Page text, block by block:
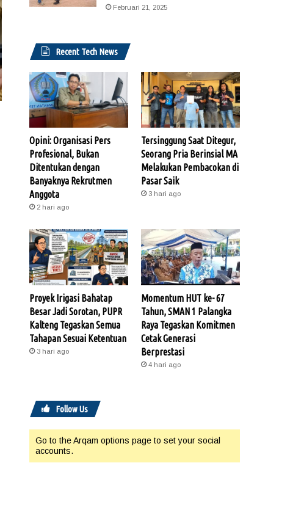
Februari 21, 2025
Recent Tech News
Opini: Organisasi Pers
Profesional, Bukan
Ditentukan dengan
Banyaknya Rekrutmen
Anggota
2 hari ago
Tersinggung Saat Ditegur,
Seorang Pria Berinsial MA
Melakukan Pembacokan di
Pasar Saik
3 hari ago
Proyek Irigasi Bahatap
Besar Jadi Sorotan, PUPR
Kalteng Tegaskan Semua
Tahapan Sesuai Ketentuan
3 hari ago
Momentum HUT ke- 67
Tahun, SMAN 1 Palangka
Raya Tegaskan Komitmen
Cetak Generasi
Berprestasi
4 hari ago
Follow Us
Go to the Arqam options page to set your social
accounts.